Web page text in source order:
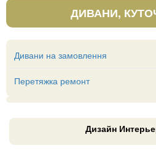
ДИВАНИ,
Дивани на замовлення
Перетяжка ремонт
Дизайн